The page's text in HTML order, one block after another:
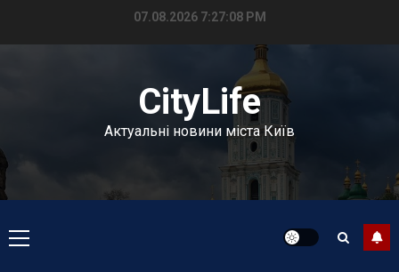
07.08.2026 7:27:09 PM
CityLife
Актуальні новини міста Київ
Головне
меню